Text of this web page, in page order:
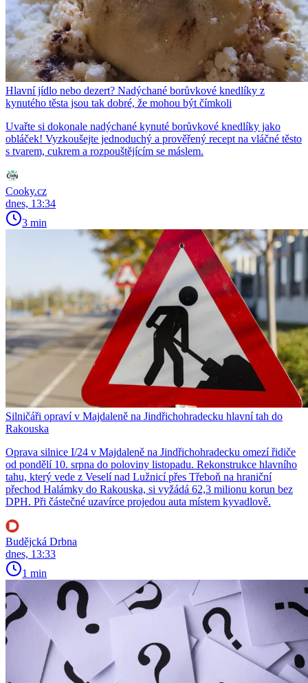
Hlavní jídlo nebo dezert? Nadýchané borůvkové knedlíky z
kynutého těsta jsou tak dobré, že mohou být čímkoli
Uvařte si dokonale nadýchané kynuté borůvkové knedlíky jako
obláček! Vyzkoušejte jednoduchý a prověřený recept na vláčné těsto
s tvarem, cukrem a rozpouštějícím se máslem.
Cooky.cz
dnes, 13:34
3 min
Silničáři opraví v Majdaleně na Jindřichohradecku hlavní tah do
Rakouska
Oprava silnice I/24 v Majdaleně na Jindřichohradecku omezí řidiče
od pondělí 10. srpna do poloviny listopadu. Rekonstrukce hlavního
tahu, který vede z Veselí nad Lužnicí přes Třeboň na hraniční
přechod Halámky do Rakouska, si vyžádá 62,3 milionu korun bez
DPH. Při částečné uzavírce projedou auta místem kyvadlově.
Budějcká Drbna
dnes, 13:33
1 min